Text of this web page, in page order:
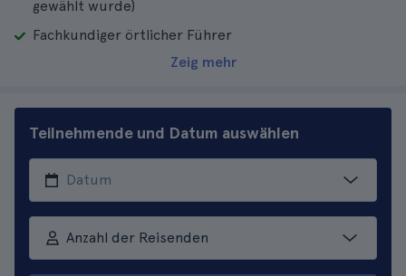
gewählt wurde)
Fachkundiger örtlicher Führer
Zeig mehr
Teilnehmende und Datum auswählen
Anzahl der Reisenden